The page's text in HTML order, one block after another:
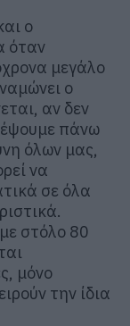
ο
όταν
μεγάλο
ο
αν δεν
πάνω
όλων μας,
να
σε όλα
στόλο 80
μόνο
την ίδια